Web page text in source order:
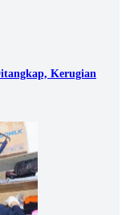
Kerugian